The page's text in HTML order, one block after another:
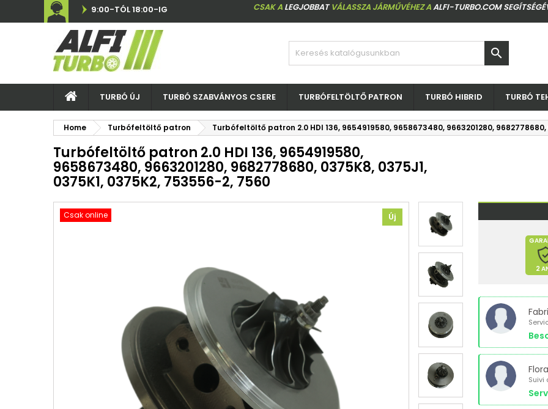
9:00-TÓL 18:00-IG CSAK A LEGJOBBATVÁLASSZA JÁRMŰVÉHEZ AALFI-TURBO.COM

TURBÓ ÚJ TURBÓ SZABVÁNYOS CSERE TURBÓFELTÖLTŐ PATRON TURBÓ HIBRID TURBÓ
Home Turbófeltöltő patron Turbófeltöltő patron 2.0 HDI 136, 9654919580, 9658673480, 9663201280, 9682778680,
Turbófeltöltő patron 2.0 HDI 136, 9654919580,
9658673480, 9663201280, 9682778680, 0375K8, 0375J1,
0375K1, 0375K2, 753556-2, 7560
Csak online Új
2
Flora
Suivi